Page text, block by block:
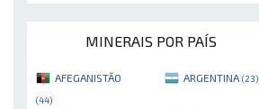
MINERAIS POR PAÍS
AFEGANISTÃO
(44)
ARGENTINA (23)